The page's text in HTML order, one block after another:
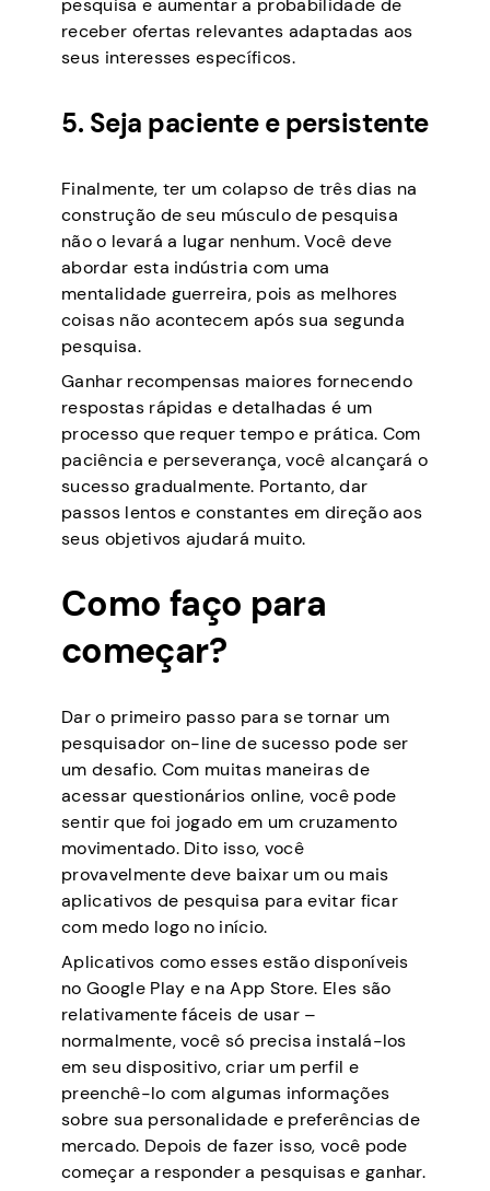
pesquisa e aumentar a probabilidade de
receber ofertas relevantes adaptadas aos
seus interesses específicos.
5. Seja paciente e persistente
Finalmente, ter um colapso de três dias na
construção de seu músculo de pesquisa
não o levará a lugar nenhum. Você deve
abordar esta indústria com uma
mentalidade guerreira, pois as melhores
coisas não acontecem após sua segunda
pesquisa.
Ganhar recompensas maiores fornecendo
respostas rápidas e detalhadas é um
processo que requer tempo e prática. Com
paciência e perseverança, você alcançará o
sucesso gradualmente. Portanto, dar
passos lentos e constantes em direção aos
seus objetivos ajudará muito.
Como faço para
começar?
Dar o primeiro passo para se tornar um
pesquisador on-line de sucesso pode ser
um desafio. Com muitas maneiras de
acessar questionários online, você pode
sentir que foi jogado em um cruzamento
movimentado. Dito isso, você
provavelmente deve baixar um ou mais
aplicativos de pesquisa para evitar ficar
com medo logo no início.
Aplicativos como esses estão disponíveis
no Google Play e na App Store. Eles são
relativamente fáceis de usar –
normalmente, você só precisa instalá-los
em seu dispositivo, criar um perfil e
preenchê-lo com algumas informações
sobre sua personalidade e preferências de
mercado. Depois de fazer isso, você pode
começar a responder a pesquisas e ganhar.